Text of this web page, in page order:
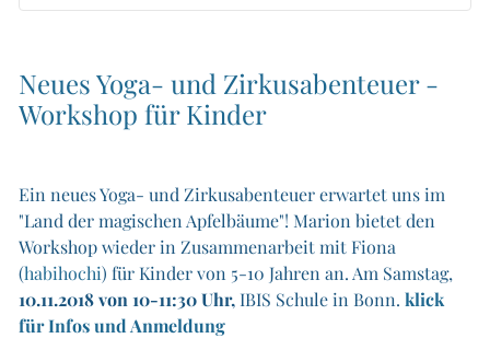
Neues Yoga- und Zirkusabenteuer -
Workshop für Kinder
Ein neues Yoga- und Zirkusabenteuer erwartet uns im
"Land der magischen Apfelbäume"! Marion bietet den
Workshop wieder in Zusammenarbeit mit Fiona
(habihochi) für Kinder von 5-10 Jahren an. Am Samstag,
10.11.2018 von 10-11:30 Uhr,IBIS Schule in Bonn. klick
für Infos und Anmeldung